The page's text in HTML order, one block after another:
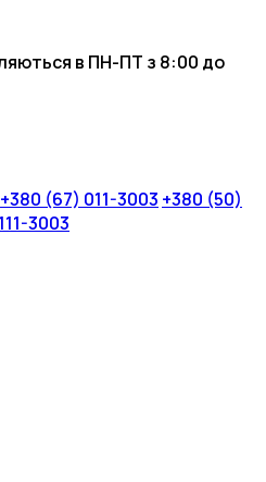
в ПН-ПТ з 8:00 до
+380 (67) 011-3003 +380 (50)
3003